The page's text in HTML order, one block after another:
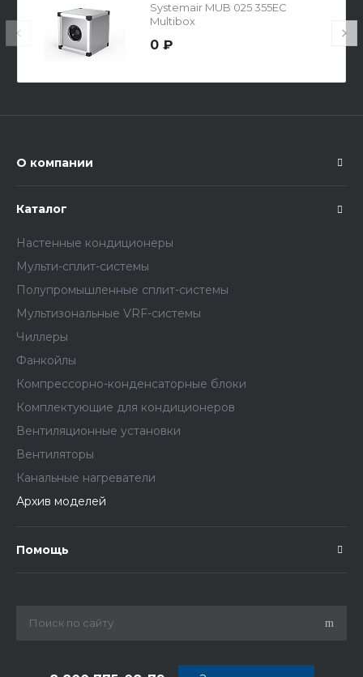
Systemair MUB 025 355EC
Multibox
0 ₽
О компании
Каталог
Настенные кондиционеры
Мульти-сплит-системы
Полупромышленные сплит-системы
Мультизональные VRF-системы
Чиллеры
Фанкойлы
Компрессорно-конденсаторные блоки
Комплектующие для кондиционеров
Вентиляционные установки
Вентиляторы
Канальные нагреватели
Архив моделей
Помощь